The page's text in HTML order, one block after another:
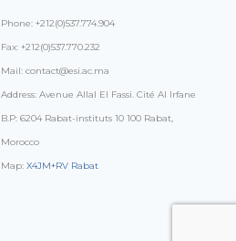
Phone: +212(0)537.774.904
Fax: +212(0)537.770.232
Mail: contact@esi.ac.ma
Address: Avenue Allal El Fassi. Cité Al Irfane
B.P: 6204 Rabat-instituts 10 100 Rabat,
Morocco
Map: X4JM+RV Rabat